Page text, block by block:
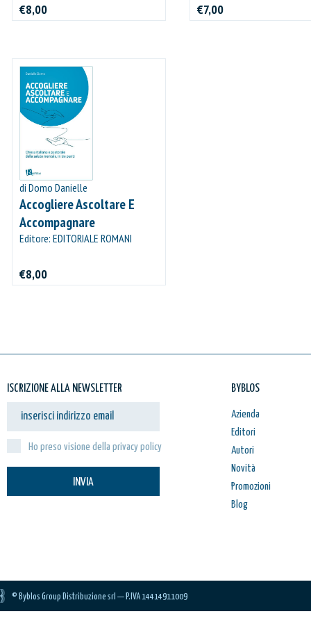
€8,00 €7,00
di Domo Danielle
Accogliere Ascoltare E
Accompagnare
Editore: EDITORIALE ROMANI
€8,00
ISCRIZIONE ALLA NEWSLETTER
Ho preso visione della privacy policy
INVIA
BYBLOS
Azienda
Editori
Autori
Novità
Promozioni
Blog
© Byblos Group Distribuzione srl — P.IVA 14414911009